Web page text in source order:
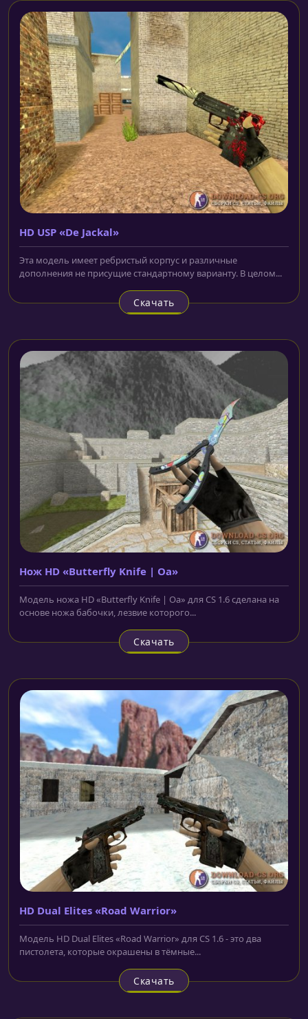
HD USP «De Jackal»
Эта модель имеет ребристый корпус и различные
дополнения не присущие стандартному варианту. В целом...
Скачать
Нож HD «Butterfly Knife | Oa»
Модель ножа HD «Butterfly Knife | Oa» для CS 1.6 сделана на
основе ножа бабочки, лезвие которого...
Скачать
HD Dual Elites «Road Warrior»
Модель HD Dual Elites «Road Warrior» для CS 1.6 - это два
пистолета, которые окрашены в тёмные...
Скачать